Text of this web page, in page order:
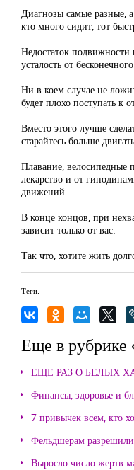
Диагнозы самые разные,
кто много сидит, тот
Недостаток
усталость от
Ни в коем случае не
будет плохо поступать к
Вместо этого лучше
старайтесь больше
Плавание, велосипедные
лекарство и от
движений.
В конце концов, при
зависит только от вас.
Так что, хотите жить
Теги:
Еще в рубрике
ЕЩЕ РАЗ О БЕЛЫХ
Финансы, здоровье и
7 привычек всем, кто
Фельдшерам разрешили
Выросло число жертв